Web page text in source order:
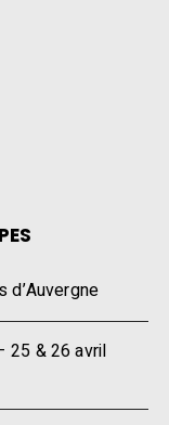
25 & 26 avril